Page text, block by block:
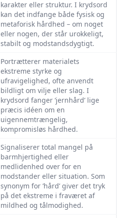
karakter eller struktur. I krydsord
kan det indfange både fysisk og
metaforisk hårdhed – om noget
eller nogen, der står urokkeligt,
stabilt og modstandsdygtigt.
Portrætterer materialets
ekstreme styrke og
ufravigelighed, ofte anvendt
bildligt om vilje eller slag. I
krydsord fanger ‘jernhård’ lige
præcis idéen om en
uigennemtrængelig,
kompromisløs hårdhed.
Signaliserer total mangel på
barmhjertighed eller
medlidenhed over for en
modstander eller situation. Som
synonym for ’hård’ giver det tryk
på det ekstreme i fraværet af
mildhed og tålmodighed.